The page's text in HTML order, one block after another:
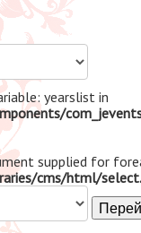
yearslist in
supplied for
cms/html/